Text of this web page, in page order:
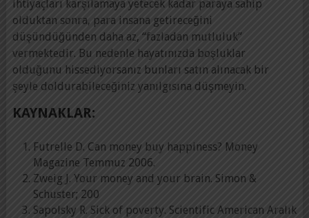
ihtiyaçları karşılamaya yetecek kadar paraya sahip
olduktan sonra, para insana getireceğini
düşündüğünden daha az, “fazladan mutluluk”
vermektedir. Bu nedenle hayatınızda boşluklar
olduğunu hissediyorsanız bunları satın alınacak bir
şeyle doldurabileceğiniz yanılgısına düşmeyin.
KAYNAKLAR:
Futrelle D. Can money buy happiness? Money
Magazine Temmuz 2006.
Zweig J. Your money and your brain. Simon &
Schuster; 200
Sapolsky R. Sick of poverty. Scientific American Aralık